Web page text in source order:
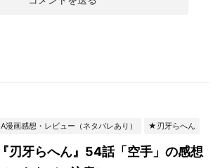
A漫画感想・レビュー（ネタバレあり） ★刃牙らへん
『刃牙らへん』54話「空手」の感想